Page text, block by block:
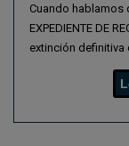
Cuando hablamos
EXPEDIENTE DE
extinción definitiva